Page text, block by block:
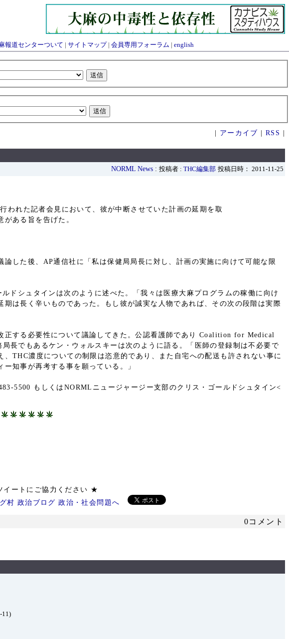
報道センターついて | サイトマップ| 会員専用フォーラム | english
アーカイブ RSS
NORML News : 投稿者 : THC編集部 投稿日時： 2011-11-25
われた記者会見において、彼が中断させていた計画の延期を取
ある旨を告げた。
した後、AP通信社に「私は保健局局長に対し、計画の実施に向けて可能な限
ドシュタインは次のように述べた。「我々は医療大麻プログラムの稼働に向け
は長く辛いものであった。もし彼が誠実な人物であれば、その次の段階は実際
正する必要性について議論してきた。公認看護師であり Coalition for Medical
長でもあるケン・ウォルスキーは次のように語る。「医師の登録制は不必要で
THC濃度についての制限は恣意的であり、また自宅への配送も許されない事に
知事が再考する事を願っている。」
5500 もしくはNORMLニュージャージー支部のクリス・ゴールドシュタイン<
ツイートにご協力ください ★
0コメント
11)